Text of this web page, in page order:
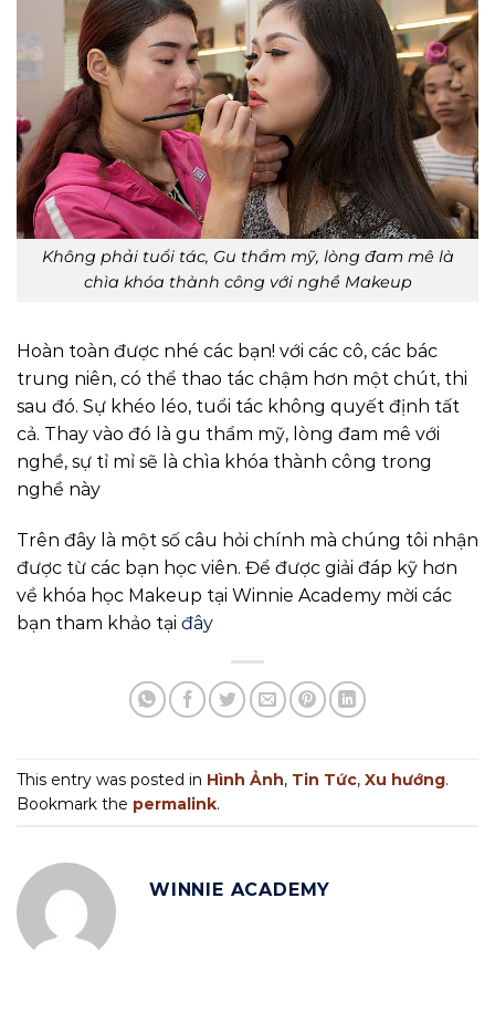
Không phải tuổi tác, Gu thẩm mỹ, lòng đam mê là
chìa khóa thành công với nghề Makeup
Hoàn toàn được nhé các bạn! với các cô, các bác
trung niên, có thể thao tác chậm hơn một chút, thi
sau đó. Sự khéo léo, tuổi tác không quyết định tất
cả. Thay vào đó là gu thẩm mỹ, lòng đam mê với
nghề, sự tỉ mỉ sẽ là chìa khóa thành công trong
nghề này
Trên đây là một số câu hỏi chính mà chúng tôi nhận
được từ các bạn học viên. Để được giải đáp kỹ hơn
về khóa học Makeup tại Winnie Academy mời các
bạn tham khảo tại đây
This entry was posted in Hình Ảnh, Tin Tức, Xu hướng.
Bookmark the permalink.
WINNIE ACADEMY